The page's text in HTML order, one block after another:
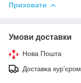
Приховати
Умови доставки
Нова Пошта
Доставка кур'єром